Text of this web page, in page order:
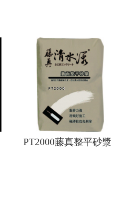
PT2000藤真整平砂漿